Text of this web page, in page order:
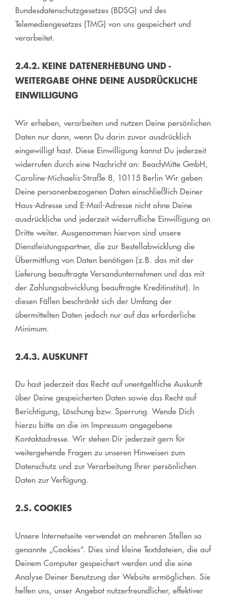
Bundesdatenschutzgesetzes (BDSG) und des
Telemediengesetzes (TMG) von uns gespeichert und
verarbeitet.
2.4.2. KEINE DATENERHEBUNG UND -
WEITERGABE OHNE DEINE AUSDRÜCKLICHE
EINWILLIGUNG
Wir erheben, verarbeiten und nutzen Deine persönlichen
Daten nur dann, wenn Du darin zuvor ausdrücklich
eingewilligt hast. Diese Einwilligung kannst Du jederzeit
widerrufen durch eine Nachricht an: BeachMitte GmbH,
Caroline-Michaelis-Straße 8, 10115 Berlin Wir geben
Deine personenbezogenen Daten einschließlich Deiner
Haus-Adresse und E-Mail-Adresse nicht ohne Deine
ausdrückliche und jederzeit widerrufliche Einwilligung an
Dritte weiter. Ausgenommen hiervon sind unsere
Dienstleistungspartner, die zur Bestellabwicklung die
Übermittlung von Daten benötigen (z.B. das mit der
Lieferung beauftragte Versandunternehmen und das mit
der Zahlungsabwicklung beauftragte Kreditinstitut). In
diesen Fällen beschränkt sich der Umfang der
übermittelten Daten jedoch nur auf das erforderliche
Minimum.
2.4.3. AUSKUNFT
Du hast jederzeit das Recht auf unentgeltliche Auskunft
über Deine gespeicherten Daten sowie das Recht auf
Berichtigung, Löschung bzw. Sperrung. Wende Dich
hierzu bitte an die im Impressum angegebene
Kontaktadresse. Wir stehen Dir jederzeit gern für
weitergehende Fragen zu unseren Hinweisen zum
Datenschutz und zur Verarbeitung Ihrer persönlichen
Daten zur Verfügung.
2.5. COOKIES
Unsere Internetseite verwendet an mehreren Stellen so
genannte „Cookies“. Dies sind kleine Textdateien, die auf
Deinem Computer gespeichert werden und die eine
Analyse Deiner Benutzung der Website ermöglichen. Sie
helfen uns, unser Angebot nutzerfreundlicher, effektiver